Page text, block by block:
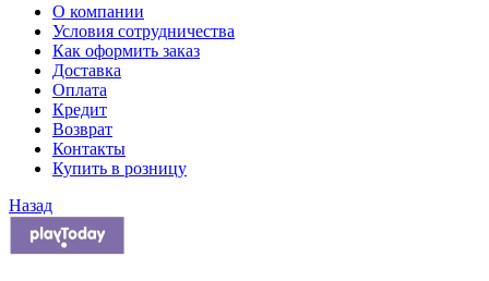
О компании
Условия сотрудничества
Как оформить заказ
Доставка
Оплата
Кредит
Возврат
Контакты
Купить в розницу
Назад